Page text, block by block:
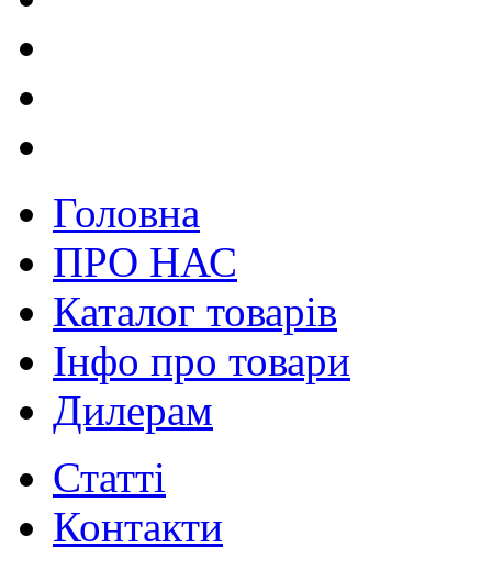
Головна
ПРО НАС
Каталог товарів
Інфо про товари
Дилерам
Статті
Контакти